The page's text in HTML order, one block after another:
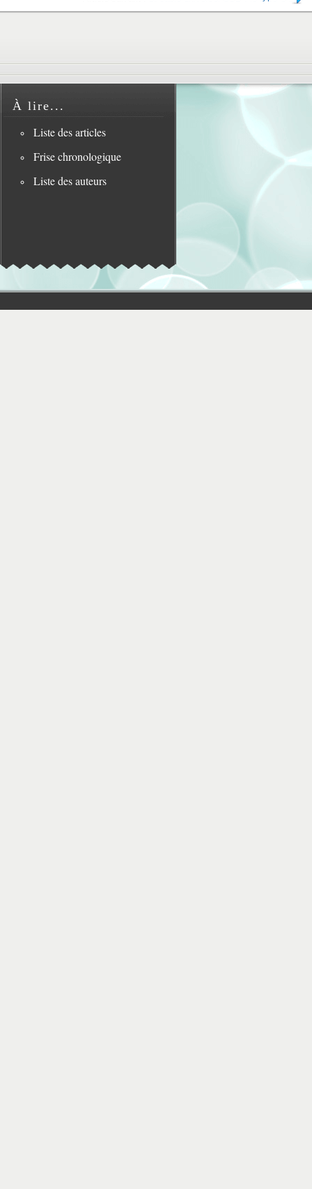
À lire...
Liste des articles
Frise chronologique
Liste des auteurs